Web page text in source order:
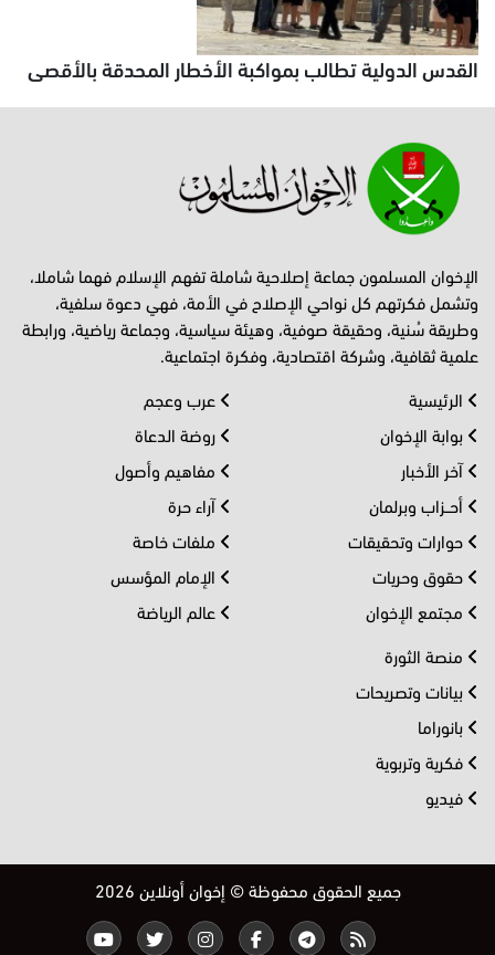
القدس الدولية تطالب بمواكبة الأخطار المحدقة بالأقصى
الإخوان المسلمون جماعة إصلاحية شاملة تفهم الإسلام فهما شاملا،
وتشمل فكرتهم كل نواحي الإصلاح في الأمة، فهي دعوة سلفية،
وطريقة سُنية، وحقيقة صوفية، وهيئة سياسية، وجماعة رياضية، ورابطة
علمية ثقافية، وشركة اقتصادية، وفكرة اجتماعية.
الرئيسية
بوابة الإخوان
آخر الأخبار
أحــزاب وبرلمان
حوارات وتحقيقات
حقوق وحريات
مجتمع الإخوان
عرب وعجم
روضة الدعاة
مفاهيم وأصول
آراء حرة
ملفات خاصة
الإمام المؤسس
عالم الرياضة
منصة الثورة
بيانات وتصريحات
بانوراما
فكرية وتربوية
فيديو
جميع الحقوق محفوظة © إخوان أونلاين 2026